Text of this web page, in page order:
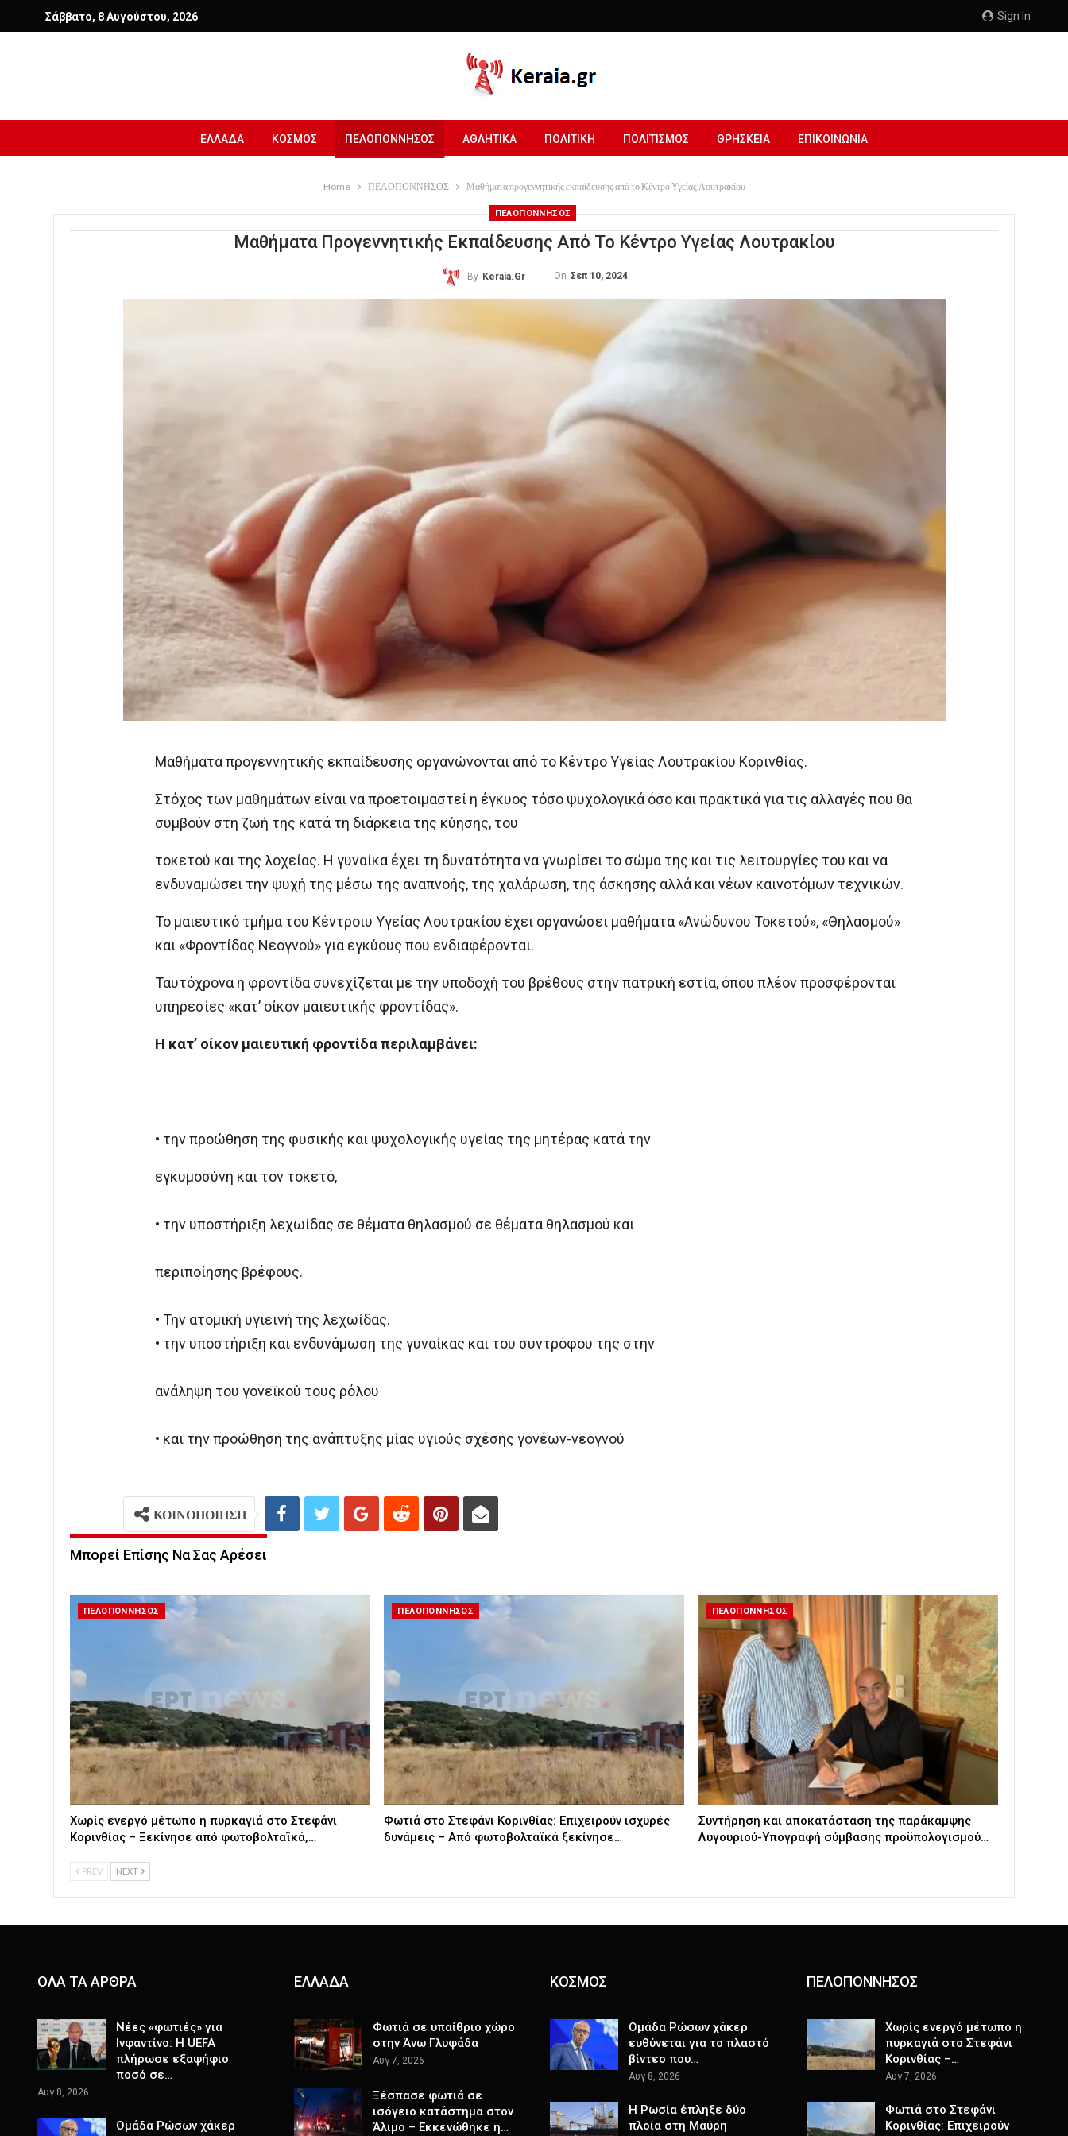
Sign In
Σάββατο, 8 Αυγούστου, 2026
ΕΛΛΑΔΑ ΚΟΣΜΟΣ ΠΕΛΟΠΟΝΝΗΣΟΣ ΑΘΛΗΤΙΚΑ ΠΟΛΙΤΙΚΗ ΠΟΛΙΤΙΣΜΟΣ ΘΡΗΣΚΕΙΑ ΕΠΙΚΟΙΝΩΝΙΑ
Home ΠΕΛΟΠΟΝΝΗΣΟΣ Μαθήματα προγεννητικής εκπαίδευσης από το Κέντρο Υγείας Λουτρακίου
ΠΕΛΟΠΟΝΝΗΣΟΣ
Μαθήματα Προγεννητικής Εκπαίδευσης Από Το Κέντρο Υγείας Λουτρακίου
By Keraia.gr On Σεπ 10, 2024
Mαθήματα προγεννητικής εκπαίδευσης οργανώνονται από το Κέντρο Υγείας Λουτρακίου Κορινθίας.
Στόχος των μαθημάτων είναι να προετοιμαστεί η έγκυος τόσο ψυχολογικά όσο και πρακτικά για τις αλλαγές που θα
συμβούν στη ζωή της κατά τη διάρκεια της κύησης, του
τοκετού και της λοχείας. Η γυναίκα έχει τη δυνατότητα να γνωρίσει το σώμα της και τις λειτουργίες του και να
ενδυναμώσει την ψυχή της μέσω της αναπνοής, της χαλάρωση, της άσκησης αλλά και νέων καινοτόμων τεχνικών.
Το μαιευτικό τμήμα του Κέντροιυ Υγείας Λουτρακίου έχει οργανώσει μαθήματα «Ανώδυνου Τοκετού», «Θηλασμού»
και «Φροντίδας Νεογνού» για εγκύους που ενδιαφέρονται.
Ταυτόχρονα η φροντίδα συνεχίζεται με την υποδοχή του βρέθους στην πατρική εστία, όπου πλέον προσφέρονται
υπηρεσίες «κατ’ οίκον μαιευτικής φροντίδας».
Η κατ’ οίκον μαιευτική φροντίδα περιλαμβάνει:
• την προώθηση της φυσικής και ψυχολογικής υγείας της μητέρας κατά την
εγκυμοσύνη και τον τοκετό,
• την υποστήριξη λεχωίδας σε θέματα θηλασμού σε θέματα θηλασμού και
περιποίησης βρέφους.
• Την ατομική υγιεινή της λεχωίδας.
• την υποστήριξη και ενδυνάμωση της γυναίκας και του συντρόφου της στην
ανάληψη του γονεϊκού τους ρόλου
• και την προώθηση της ανάπτυξης μίας υγιούς σχέσης γονέων-νεογνού
ΚΟΙΝΟΠΟΙΗΣΗ
Μπορεί Επίσης Να Σας Αρέσει
ΠΕΛΟΠΟΝΝΗΣΟΣ
Χωρίς ενεργό μέτωπο η πυρκαγιά στο Στεφάνι
Κορινθίας – Ξεκίνησε από φωτοβολταϊκά,…
ΠΕΛΟΠΟΝΝΗΣΟΣ
Φωτιά στο Στεφάνι Κορινθίας: Επιχειρούν ισχυρές
δυνάμεις – Από φωτοβολταϊκά ξεκίνησε…
ΠΕΛΟΠΟΝΝΗΣΟΣ
Συντήρηση και αποκατάσταση της παράκαμψης
Λυγουριού-Υπογραφή σύμβασης προϋπολογισμού…
PREV NEXT
ΟΛΑ ΤΑ ΑΡΘΡΑ
Νέες «φωτιές» για
Ινφαντίνο: Η UEFA
πλήρωσε εξαψήφιο
ποσό σε…
Αυγ 8, 2026
Ομάδα Ρώσων χάκερ
ΕΛΛΑΔΑ
Φωτιά σε υπαίθριο χώρο
στην Άνω Γλυφάδα
Αυγ 7, 2026
Ξέσπασε φωτιά σε
ισόγειο κατάστημα στον
Άλιμο – Εκκενώθηκε η…
ΚΟΣΜΟΣ
Ομάδα Ρώσων χάκερ
ευθύνεται για το πλαστό
βίντεο που…
Αυγ 8, 2026
Η Ρωσία έπληξε δύο
πλοία στη Μαύρη
ΠΕΛΟΠΟΝΝΗΣΟΣ
Χωρίς ενεργό μέτωπο η
πυρκαγιά στο Στεφάνι
Κορινθίας –…
Αυγ 7, 2026
Φωτιά στο Στεφάνι
Κορινθίας: Επιχειρούν